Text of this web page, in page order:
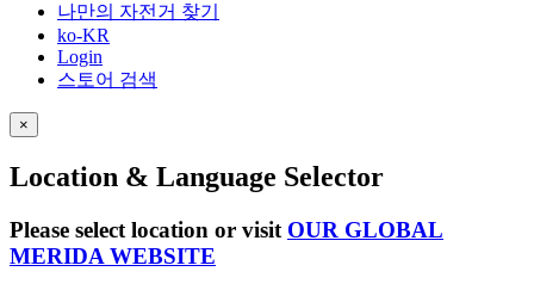
나만의 자전거 찾기
ko-KR
Login
스토어 검색
×
Location & Language Selector
Please select location or visit OUR GLOBAL
MERIDA WEBSITE